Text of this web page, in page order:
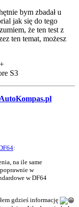
bym zbadał u
jak się do tego
że ten test z
ten temat, możesz
S3
AutoKompas.pl
:
na ile same
w
w DF64
gdzieś informację